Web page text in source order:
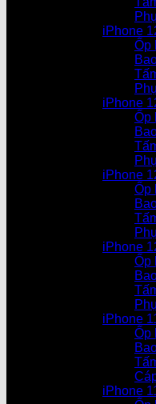
iPhone
Ốp
iPhone
Ốp
iPhone
Ốp
iPhone
Ốp
iPhone
Ốp
iPhone